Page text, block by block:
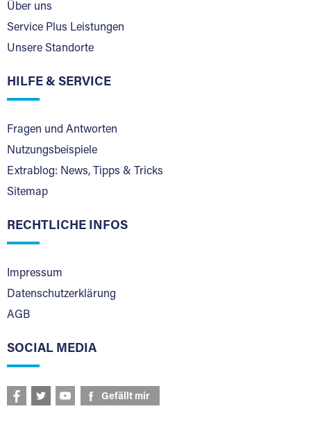
Über uns
Service Plus Leistungen
Unsere Standorte
HILFE & SERVICE
Fragen und Antworten
Nutzungsbeispiele
Extrablog: News, Tipps & Tricks
Sitemap
RECHTLICHE INFOS
Impressum
Datenschutzerklärung
AGB
SOCIAL MEDIA
Gefällt mir